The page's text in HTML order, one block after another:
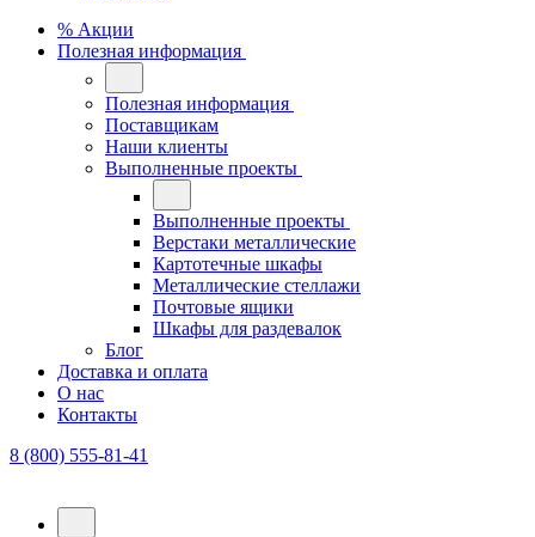
% Акции
Полезная информация
Полезная информация
Поставщикам
Наши клиенты
Выполненные проекты
Выполненные проекты
Верстаки металлические
Картотечные шкафы
Металлические стеллажи
Почтовые ящики
Шкафы для раздевалок
Блог
Доставка и оплата
О нас
Контакты
8 (800) 555-81-41